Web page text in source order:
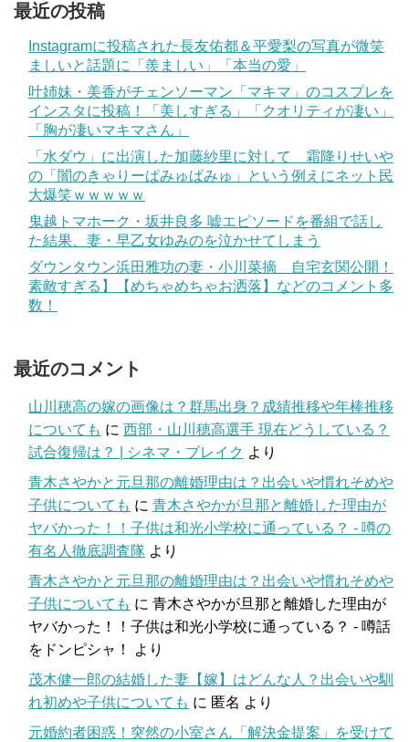
最近の投稿
Instagramに投稿された長友佑都＆平愛梨の写真が微笑
ましいと話題に「羨ましい」「本当の愛」
叶姉妹・美香がチェンソーマン「マキマ」のコスプレを
インスタに投稿！「美しすぎる」「クオリティが凄い」
「胸が凄いマキマさん」
「水ダウ」に出演した加藤紗里に対して 霜降りせいや
の「闇のきゃりーぱみゅぱみゅ」という例えにネット民
大爆笑ｗｗｗｗｗ
鬼越トマホーク・坂井良多 嘘エピソードを番組で話し
た結果、妻・早乙女ゆみのを泣かせてしまう
ダウンタウン浜田雅功の妻・小川菜摘 自宅玄関公開！
素敵すぎる】【めちゃめちゃお洒落】などのコメント多
数！
最近のコメント
山川穂高の嫁の画像は？群馬出身？成績推移や年棒推移
についても に 西部・山川穂高選手 現在どうしている？
試合復帰は？ | シネマ・ブレイク より
青木さやかと元旦那の離婚理由は？出会いや慣れそめや
子供についても に 青木さやかが旦那と離婚した理由が
ヤバかった！！子供は和光小学校に通っている？ - 噂の
有名人徹底調査隊 より
青木さやかと元旦那の離婚理由は？出会いや慣れそめや
子供についても に 青木さやかが旦那と離婚した理由が
ヤバかった！！子供は和光小学校に通っている？ - 噂話
をドンピシャ！
より
茂木健一郎の結婚した妻【嫁】はどんな人？出会いや馴
れ初めや子供についても に 匿名 より
元婚約者困惑！突然の小室さん「解決金提案」を受けて